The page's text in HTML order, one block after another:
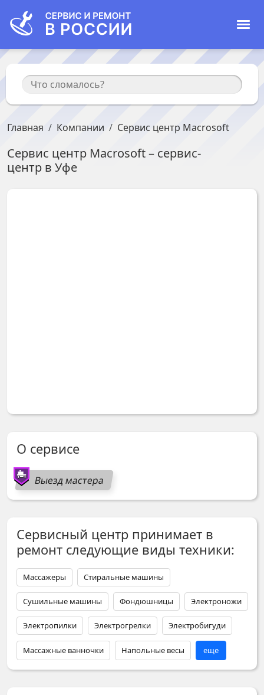
Главная Компании Сервис центр Macrosoft
Сервис центр Macrosoft– сервис-
центр в Уфе
О сервисе
Выезд мастера
Сервисный центр принимает в
ремонт следующие виды техники:
Массажеры Стиральные машины
Сушильные машины Фондюшницы Электроножи
Электропилки Электрогрелки Электробигуди
Массажные ванночки Напольные весы еще